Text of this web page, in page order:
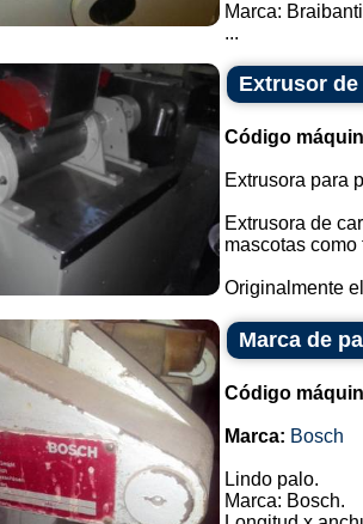
Marca:
...
Extrusor
Código
Extrusora para
Extrusora de
mascotas
Originalmente
Marca de
Código
Marca: Bosch
Lindo palo.
Marca: Bosch.